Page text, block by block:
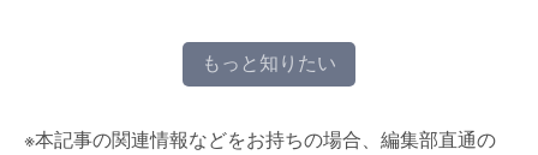
もっと知りたい
※本記事の関連情報などをお持ちの場合、編集部直通の